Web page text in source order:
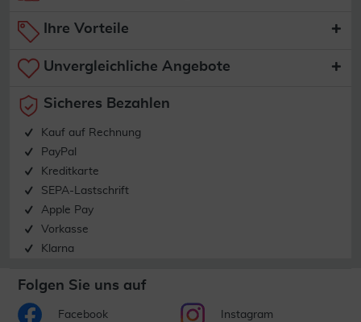
Ihre Vorteile
Unvergleichliche Angebote
Sicheres Bezahlen
Kauf auf Rechnung
PayPal
Kreditkarte
SEPA-Lastschrift
Apple Pay
Vorkasse
Klarna
Folgen Sie uns auf
Facebook Instagram